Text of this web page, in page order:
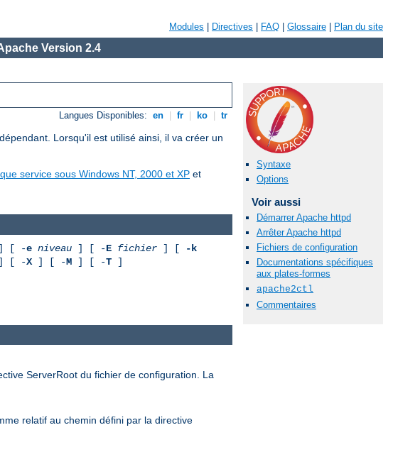
Modules Directives FAQ Glossaire Plan du site
Version 2.4
Langues Disponibles: en fr ko tr
Lorsqu'il est utilisé ainsi, il va créer un
service sous Windows NT, 2000 et XP et
Syntaxe
Options
Voir aussi
Démarrer Apache httpd
Arrêter Apache httpd
Fichiers de configuration
Documentations spécifiques
aux plates-formes
apache2ctl
Commentaires
[ -e niveau ] [ -E fichier ] [
-k
[ -X] [ -M ] [ -T ]
ServerRoot du fichier de configuration. La
relatif au chemin défini par la directive